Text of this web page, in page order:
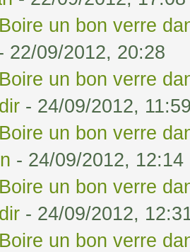
un bon verre
22/09/2012, 20:28
un bon verre
- 24/09/2012,
un bon verre
- 24/09/2012, 12:14
un bon verre
- 24/09/2012,
un bon verre